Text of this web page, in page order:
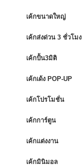
เค้กขนาดใหญ่
เค้กส่งด่วน 3 ชั่วโมง
เค้กปั้น3มิติ
เค้กเด้ง POP-UP
เค้กโปรโมชั่น
เค้กการ์ตูน
เค้กแต่งงาน
เค้กมินิมอล